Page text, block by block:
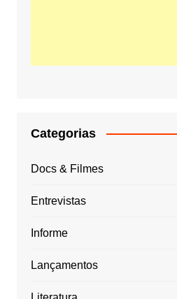
Categorias
Docs & Filmes
Entrevistas
Informe
Lançamentos